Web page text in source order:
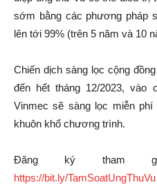
sớm bằng các phương pháp
lên tới 99% (trên 5 năm và 10
Chiến dịch sàng lọc cộng
đến hết tháng 12/2023, vào
Vinmec sẽ sàng lọc miễn
khuôn khổ chương trình.
Đăng ký tham
https://bit.ly/TamSoatUngThuVu